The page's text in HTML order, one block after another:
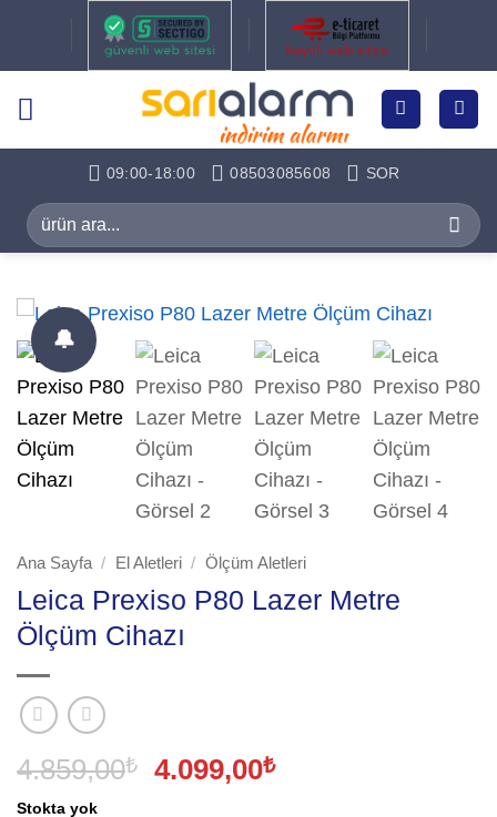
09:00-18:00 08503085608 SOR
Ara:
🔔
Ana Sayfa / El Aletleri / Ölçüm Aletleri
Leica Prexiso P80 Lazer Metre
Ölçüm Cihazı
4.859,00₺
Orijinal
4.099,00₺Şu
Stokta yok